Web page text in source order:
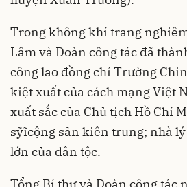
Trong không khí trang
Lâm và Đoàn công tác đã
công lao đồng chí Trường
kiệt xuất của cách mạng Việt
xuất sắc của Chủ tịch Hồ Chí
sỹĩcộng sản kiên trung; nhà
lớn của dân tộc.
Tổng Bí thư và Đoàn công tác